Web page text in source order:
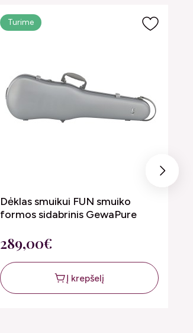
Turime
Dėklas smuikui FUN smuiko
formos sidabrinis GewaPure
289,00€
Į krepšelį
Next